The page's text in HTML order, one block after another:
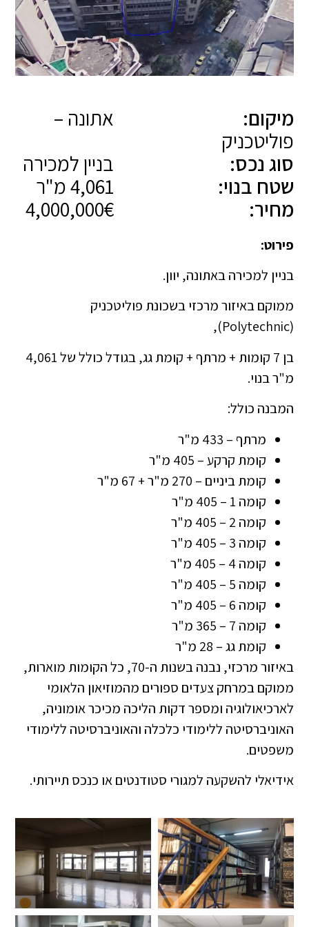
מיקום:
אתונה –
פוליטכניק
סוג נכס:
בניין למכירה
שטח בנוי:
מחיר:
4,000,000€
פירוט:
בניין למכירה באתונה, יוון.
ממוקם באיזור מרכזי בשכונת פוליטכניק
(Polytechnic),
בן 7 קומות + מרתף + קומת גג, בגודל כולל של 4,061
מ"ר בנוי.
המבנה כולל:
מרתף – 433 מ"ר
קומת קרקע – 405 מ"ר
קומת ביניים – 270 מ"ר + 67 מ"ר
קומה 1 – 405 מ"ר
קומה 2 – 405 מ"ר
קומה 3 – 405 מ"ר
קומה 4 – 405 מ"ר
קומה 5 – 405 מ"ר
קומה 6 – 405 מ"ר
קומה 7 – 365 מ"ר
קומת גג – 28 מ"ר
באיזור מרכזי, נבנה בשנות ה-70, כל הקומות מוארות,
ממוקם במרחק צעדים ספורים מהמוזיאון הלאומי
לארכיאולוגיה ומספר דקות הליכה מכיכר אומוניה,
האוניברסיטה ללימודי כלכלה והאוניברסיטה ללימודי
משפטים.
אידיאלי להשקעה למגורי סטודנטים או כנכס תיירותי.